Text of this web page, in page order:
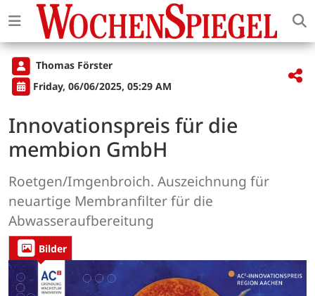
Thomas Förster
Friday, 06/06/2025, 05:29 AM
Innovationspreis für die
membion GmbH
Roetgen/Imgenbroich. Auszeichnung für
neuartige Membranfilter für die
Abwasseraufbereitung
Bilder